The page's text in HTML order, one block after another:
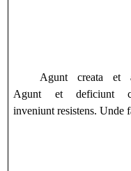
Agunt creata et
Agunt et deficiunt
inveniunt resistens. Unde